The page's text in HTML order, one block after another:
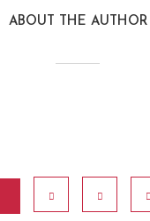
ABOUT THE AUTHOR